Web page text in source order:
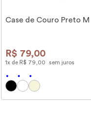
Case de Couro Preto M
R$ 79,00
1x de R$ 79 00 sem juros